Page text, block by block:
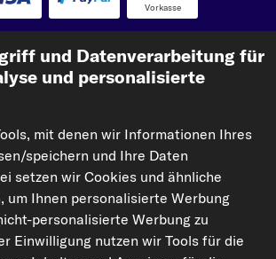
1.6 (F19, M19) (69 PS, 51 kW)
1.8 S 4x4 (F19, M19) (88 PS, 65 kW)
2.5 V6 (F19, M19) (170 PS, 125 kW)
Vorkasse
carpardoo.nl
carpardoo.fr
und Datenverarbeitung für
und personalisierte
mit denen wir Informationen Ihres
speichern und Ihre Daten
setzen wir Cookies und ähnliche
um Ihnen personalisierte Werbung
personalisierte Werbung zu
Einwilligung nutzen wir Tools für die